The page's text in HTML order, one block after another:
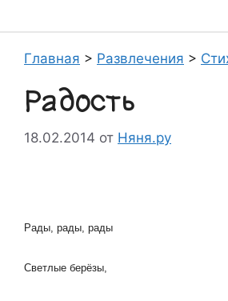
Главная > Развлечения >
Радость
18.02.2014 от Няня.ру
Рады, рады, рады
Светлые берёзы,